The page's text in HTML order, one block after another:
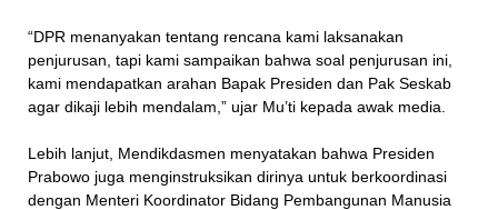
“DPR menanyakan tentang rencana kami laksanakan
penjurusan, tapi kami sampaikan bahwa soal penjurusan ini,
kami mendapatkan arahan Bapak Presiden dan Pak Seskab
agar dikaji lebih mendalam,” ujar Mu’ti kepada awak media.
Lebih lanjut, Mendikdasmen menyatakan bahwa Presiden
Prabowo juga menginstruksikan dirinya untuk berkoordinasi
dengan Menteri Koordinator Bidang Pembangunan Manusia